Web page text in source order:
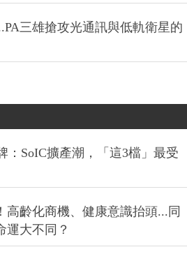
三雄搶攻光通訊與低軌衛星的
：SoIC擴產潮，「這3檔」最受
高齡化商機、健康意識抬頭...同
運大不同？